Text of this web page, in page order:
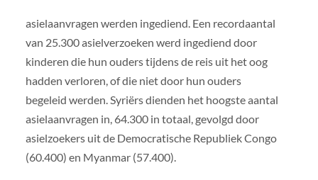
asielaanvragen werden ingediend. Een recordaantal
van 25.300 asielverzoeken werd ingediend door
kinderen die hun ouders tijdens de reis uit het oog
hadden verloren, of die niet door hun ouders
begeleid werden. Syriërs dienden het hoogste aantal
asielaanvragen in, 64.300 in totaal, gevolgd door
asielzoekers uit de Democratische Republiek Congo
(60.400) en Myanmar (57.400).